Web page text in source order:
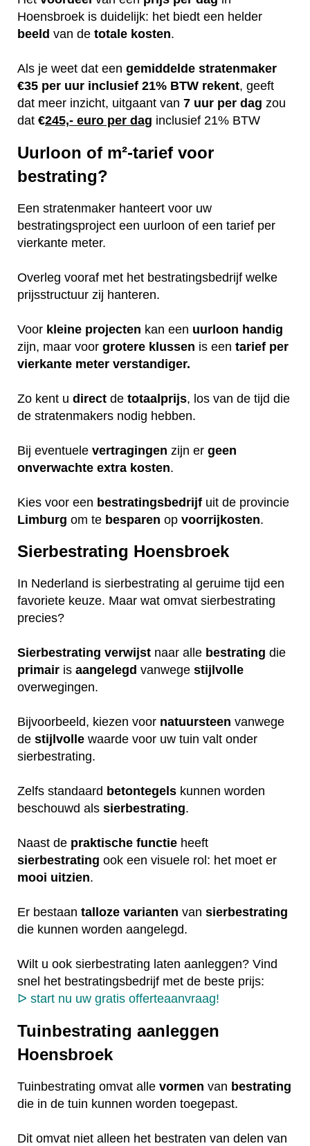
Hoensbroek is duidelijk: het biedt een helder
beeld van de totale kosten.
Als je weet dat een gemiddelde stratenmaker
€35 per uur inclusief 21% BTW rekent, geeft
dat meer inzicht, uitgaant van 7 uur per dag zou
dat €245,- euro per dag inclusief 21% BTW
Uurloon of m²-tarief voor
bestrating?
Een stratenmaker hanteert voor uw
bestratingsproject een uurloon of een tarief per
vierkante meter.
Overleg vooraf met het bestratingsbedrijf welke
prijsstructuur zij hanteren.
Voor kleine projecten kan een uurloon handig
zijn, maar voor grotere klussen is een tarief per
vierkante meter verstandiger.
Zo kent u direct de totaalprijs, los van de tijd die
de stratenmakers nodig hebben.
Bij eventuele vertragingen zijn er geen
onverwachte extra kosten.
Kies voor een bestratingsbedrijf uit de provincie
Limburg om te besparen op voorrijkosten.
Sierbestrating Hoensbroek
In Nederland is sierbestrating al geruime tijd een
favoriete keuze. Maar wat omvat sierbestrating
precies?
Sierbestrating verwijst naar alle bestrating die
primair is aangelegd vanwege stijlvolle
overwegingen.
Bijvoorbeeld, kiezen voor natuursteen vanwege
de stijlvolle waarde voor uw tuin valt onder
sierbestrating.
Zelfs standaard betontegels kunnen worden
beschouwd als sierbestrating.
Naast de praktische functie heeft
sierbestrating ook een visuele rol: het moet er
mooi uitzien.
Er bestaan talloze varianten van sierbestrating
die kunnen worden aangelegd.
Wilt u ook sierbestrating laten aanleggen? Vind
snel het bestratingsbedrijf met de beste prijs:
ᐅ start nu uw gratis offerteaanvraag!
Tuinbestrating aanleggen
Hoensbroek
Tuinbestrating omvat alle vormen van bestrating
die in de tuin kunnen worden toegepast.
Dit omvat niet alleen het bestraten van delen van